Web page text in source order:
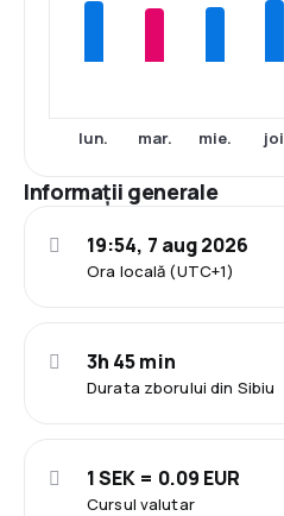
lun. mar. mie. joi
Informații generale
Ora locală (UTC+1)
19:54, 7 aug 2026
Durata zborului din Sibiu
3h 45 min
Cursul valutar
1 SEK = 0.09 EUR